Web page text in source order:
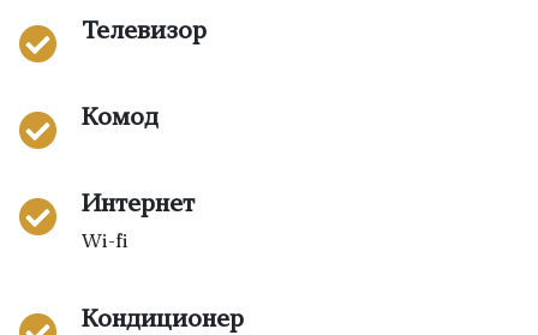
Телевизор
Комод
Интернет
Wi-fi
Кондиционер